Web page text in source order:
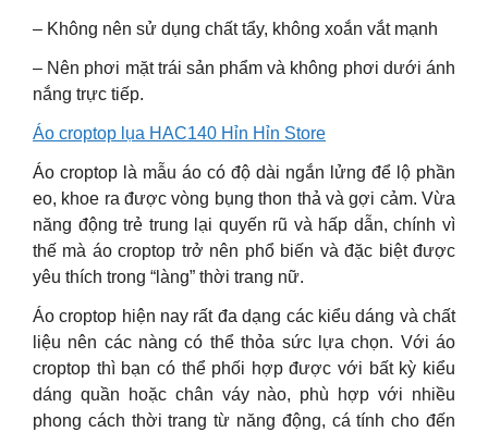
– Không nên sử dụng chất tẩy, không xoắn vắt mạnh
– Nên phơi mặt trái sản phẩm và không phơi dưới ánh
nắng trực tiếp.
Áo croptop lụa HAC140 Hỉn Hỉn Store
Áo croptop là mẫu áo có độ dài ngắn lửng để lộ phần
eo, khoe ra được vòng bụng thon thả và gợi cảm. Vừa
năng động trẻ trung lại quyến rũ và hấp dẫn, chính vì
thế mà áo croptop trở nên phổ biến và đặc biệt được
yêu thích trong “làng” thời trang nữ.
Áo croptop hiện nay rất đa dạng các kiểu dáng và chất
liệu nên các nàng có thể thỏa sức lựa chọn. Với áo
croptop thì bạn có thể phối hợp được với bất kỳ kiểu
dáng quần hoặc chân váy nào, phù hợp với nhiều
phong cách thời trang từ năng động, cá tính cho đến